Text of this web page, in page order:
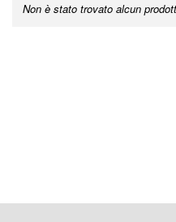
Non è stato trovato alcun